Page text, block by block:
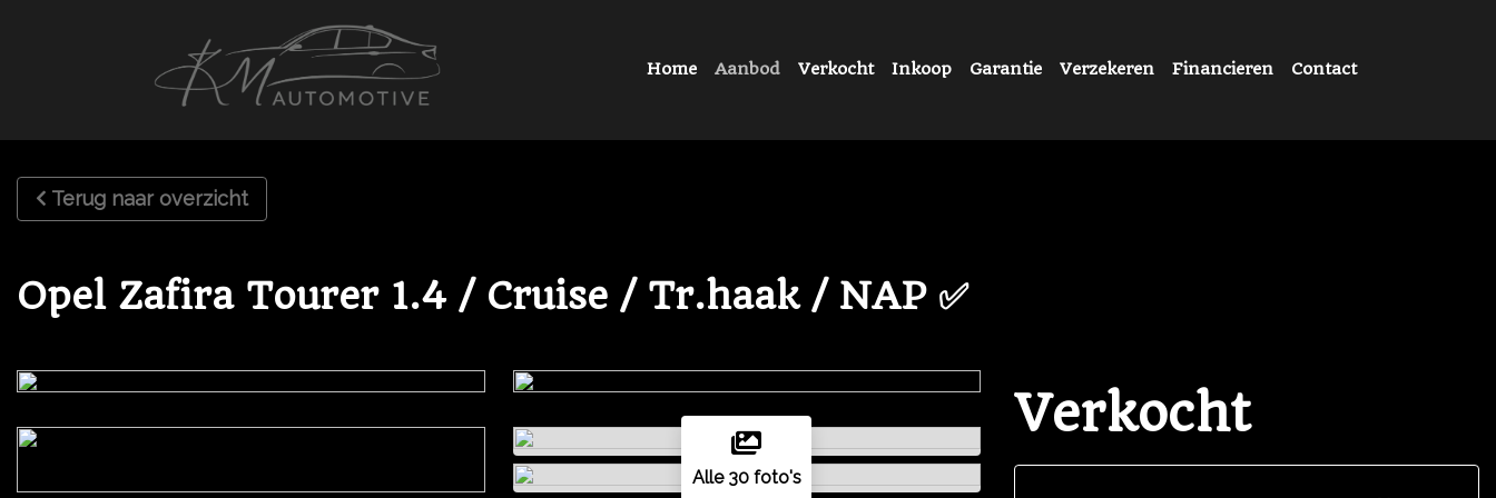
Home Aanbod Verkocht Inkoop Garantie Verzekeren Financieren Contact
Terug naar overzicht
Opel Zafira Tourer 1.4 / Cruise / Tr.haak / NAP ✅
Alle 30 foto's
Verkocht